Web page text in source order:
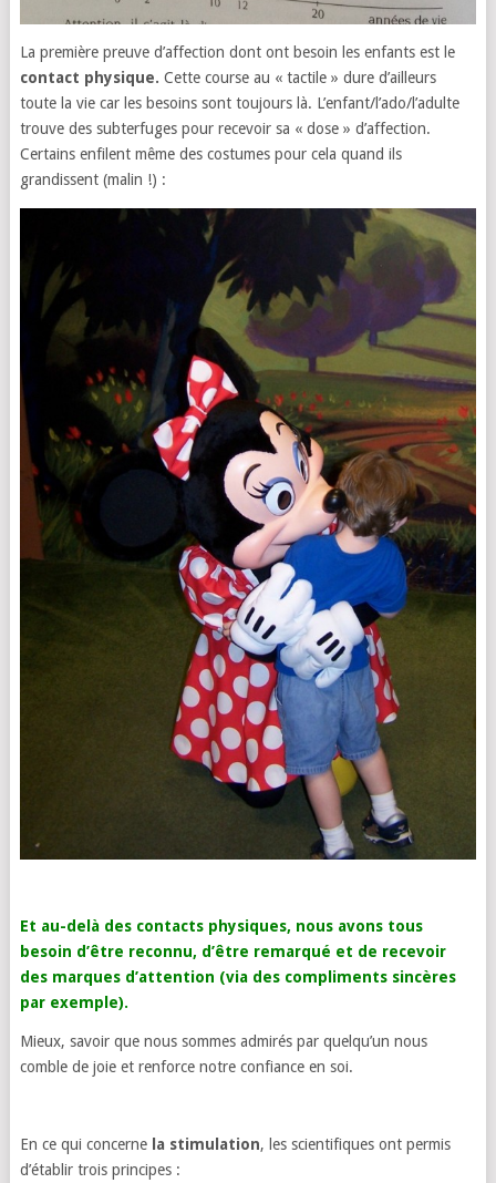
La première preuve d’affection dont ont besoin les enfants est le
contact physique. Cette course au « tactile » dure d’ailleurs
toute la vie car les besoins sont toujours là. L’enfant/l’ado/l’adulte
trouve des subterfuges pour recevoir sa « dose » d’affection.
Certains enfilent même des costumes pour cela quand ils
grandissent (malin !) :
Et au-delà des contacts physiques, nous avons tous
besoin d’être reconnu, d’être remarqué et de recevoir
des marques d’attention (via des compliments sincères
par exemple).
Mieux, savoir que nous sommes admirés par quelqu’un nous
comble de joie et renforce notre confiance en soi.
En ce qui concernela stimulation, les scientifiques ont permis
d’établir trois principes :